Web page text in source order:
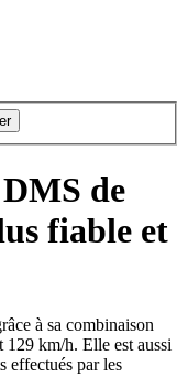
de
fiable et
à sa combinaison
129 km/h. Elle est aussi
effectués par les